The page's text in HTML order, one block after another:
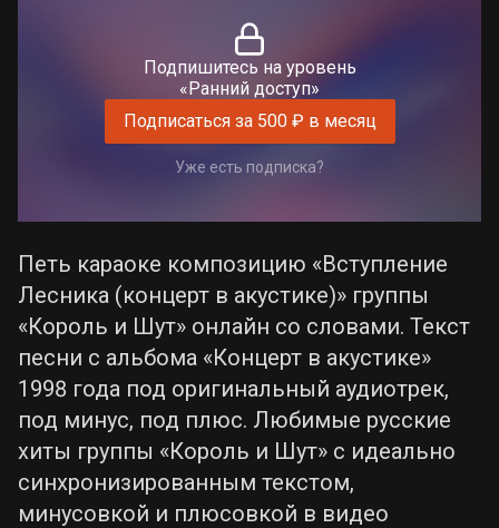
Подпишитесь на уровень
«Ранний доступ»
Подписаться за 500 ₽ в месяц
Уже есть подписка?
Петь караоке композицию «Вступление
Лесника (концерт в акустике)» группы
«Король и Шут» онлайн со словами. Текст
песни с альбома «Концерт в акустике»
1998 года под оригинальный аудиотрек,
под минус, под плюс. Любимые русские
хиты группы «Король и Шут» с идеально
синхронизированным текстом,
минусовкой и плюсовкой в видео